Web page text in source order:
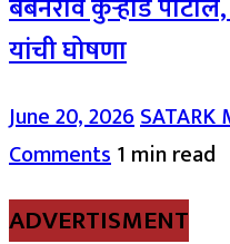
यांची घोषणा
June 20, 2026SATARK
Comments1 min read
ADVERTISMENT